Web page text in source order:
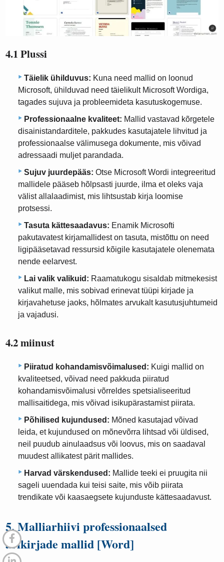
4.1 Plussi
Täielik ühilduvus: Kuna need mallid on loonud
Microsoft, ühilduvad need täielikult Microsoft Wordiga,
tagades sujuva ja probleemideta kasutuskogemuse.
Professionaalne kvaliteet: Mallid vastavad kõrgetele
disainistandarditele, pakkudes kasutajatele lihvitud ja
professionaalse välimusega dokumente, mis võivad
adressaadi muljet parandada.
Sujuv juurdepääs: Otse Microsoft Wordi integreeritud
mallidele pääseb hõlpsasti juurde, ilma et oleks vaja
välist allalaadimist, mis lihtsustab kirja loomise
protsessi.
Tasuta kättesaadavus: Enamik Microsofti
pakutavatest kirjamallidest on tasuta, mistõttu on need
ligipääsetavad ressursid kõigile kasutajatele olenemata
nende eelarvest.
Lai valik valikuid: Raamatukogu sisaldab mitmekesist
valikut malle, mis sobivad erinevat tüüpi kirjade ja
kirjavahetuse jaoks, hõlmates arvukalt kasutusjuhtumeid
ja vajadusi.
4.2 miinust
Piiratud kohandamisvõimalused: Kuigi mallid on
kvaliteetsed, võivad need pakkuda piiratud
kohandamisvõimalusi võrreldes spetsialiseeritud
mallisaitidega, mis võivad isikupärastamist piirata.
Põhilised kujundused: Mõned kasutajad võivad
leida, et kujundused on mõnevõrra lihtsad või üldised,
neil puudub ainulaadsus või loovus, mis on saadaval
muudest allikatest pärit mallides.
Harvad värskendused: Mallide teeki ei pruugita nii
sageli uuendada kui teisi saite, mis võib piirata
trendikate või kaasaegsete kujunduste kättesaadavust.
5. Malliarhiivi professionaalsed
ärikirjade mallid [Word]